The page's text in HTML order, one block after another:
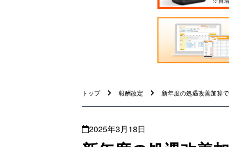
トップ 報酬改定 新年度の処遇改善加算
2025年3月18日